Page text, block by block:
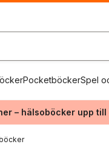
PocketböckerSpel
– hälsoböcker upp